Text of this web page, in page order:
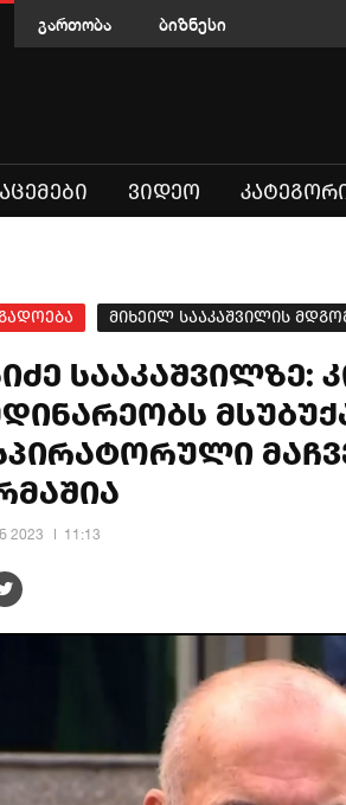
გართობა ბიზნესი
ᲕᲘᲓᲔᲝ
მიხეილ სააკაშვილის
სააკაშვილზე:
2023 11:13